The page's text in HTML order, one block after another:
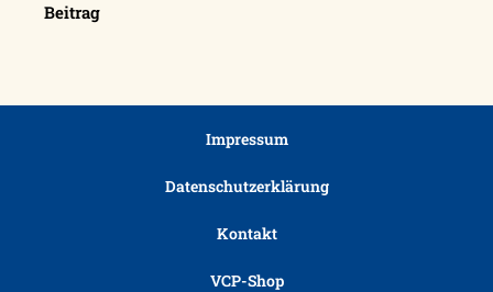
Beitrag
Impressum
Datenschutzerklärung
Kontakt
VCP-Shop